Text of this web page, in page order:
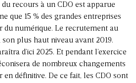
recours à un CDO est apparue
que 15 % des grandes entreprises
du numérique. Le recrutement au
son plus haut niveau avant 2019.
d’ici 2025. Et pendant l’exercice
de nombreux changements
en définitive. De ce fait, les CDO sont